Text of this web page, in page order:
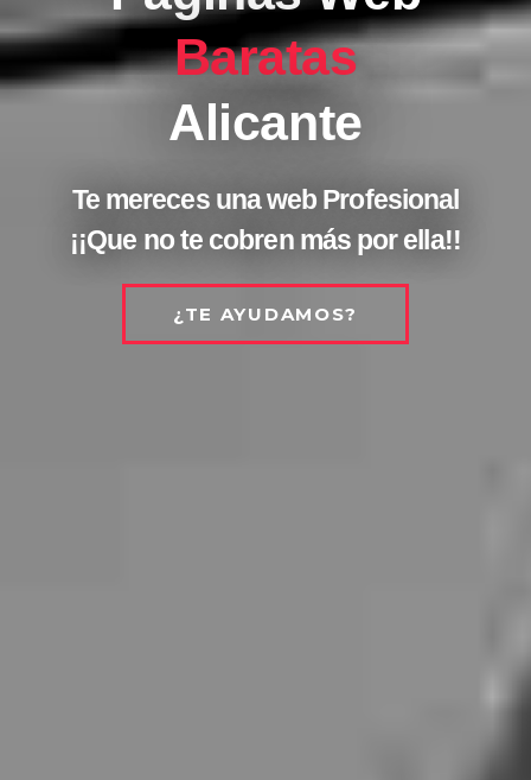
Baratas
Alicante
Te mereces una web Profesional
¡¡Que no te cobren más por ella!!
¿TE AYUDAMOS?